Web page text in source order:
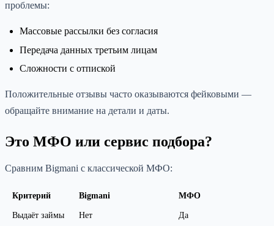
проблемы:
Массовые рассылки без согласия
Передача данных третьим лицам
Сложности с отпиской
Положительные отзывы часто оказываются фейковыми —
обращайте внимание на детали и даты.
Это МФО или сервис подбора?
Сравним Bigmani с классической МФО:
Критерий Bigmani МФО
Выдаёт займы Нет Да